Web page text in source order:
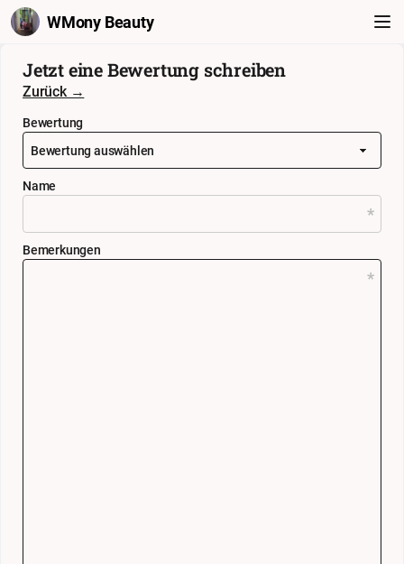
WMony Beauty
Jetzt eine Bewertung schreiben
Zurück →
Bewertung
Name
Bemerkungen